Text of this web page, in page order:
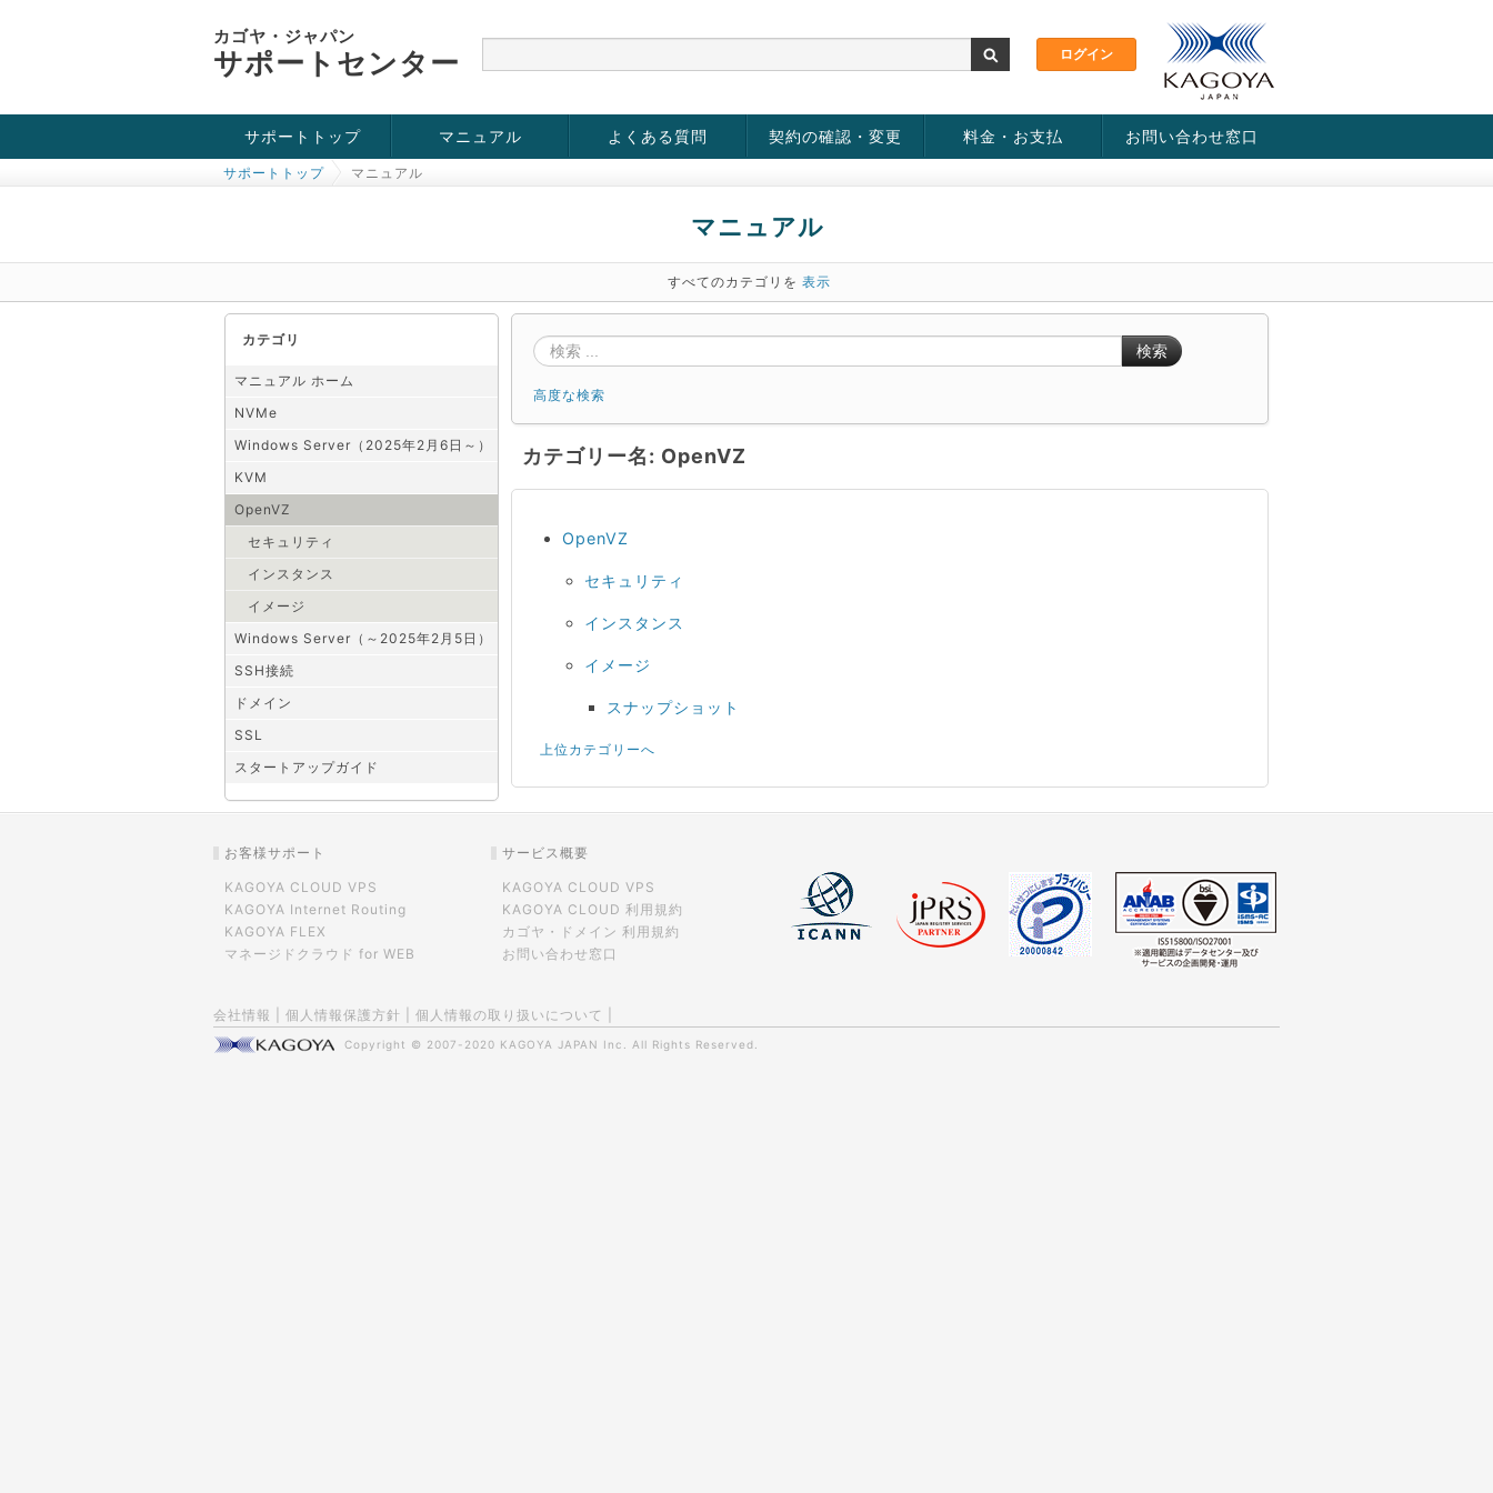
カゴヤ・ジャパン
サポートセンター
サポートトップ
お役立ち情報
チュートリアル
障害・メンテナンス情報
マニュアル
KVM
OpenVZ
Windows Server
SSH接続
ドメイン
SSL
よくある質問 契約の確認・変更 料金・お支払 お問い合わせ窓口
サポートトップ マニュアル
マニュアル
すべてのカテゴリを 表示
カテゴリ
マニュアル ホーム
NVMe
Windows Server（2025年2月6日～）
KVM
OpenVZ
セキュリティ
インスタンス
イメージ
Windows Server（～2025年2月5日）
SSH接続
ドメイン
SSL
スタートアップガイド
検索
高度な検索
カテゴリー名: OpenVZ
OpenVZ
セキュリティ
インスタンス
イメージ
スナップショット
上位カテゴリーへ
お客様サポート
KAGOYA CLOUD VPS
KAGOYA Internet Routing
KAGOYA FLEX
マネージドクラウド for WEB
サービス概要
KAGOYA CLOUD VPS
KAGOYA CLOUD 利用規約
カゴヤ・ドメイン 利用規約
お問い合わせ窓口
会社情報 個人情報保護方針 個人情報の取り扱いについて
Copyright © 2007-2020 KAGOYA JAPAN Inc. All Rights Reserved.